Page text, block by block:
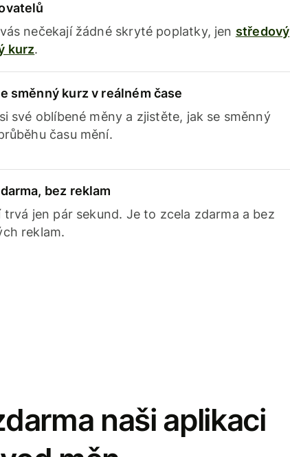
nečekají žádné skryté poplatky, jen středový
kurz.
směnný kurz v reálném čase
své oblíbené měny a zjistěte, jak se směnný
času mění.
bez reklam
trvá jen pár sekund. Je to zcela zdarma a bez
reklam.
naši aplikaci